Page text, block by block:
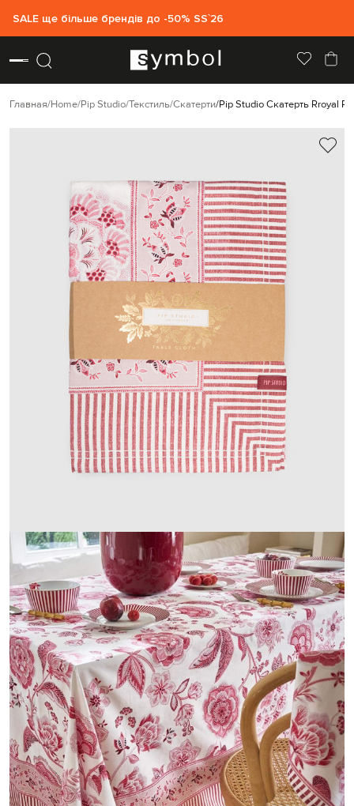
SALE ще більше брендів до -50% SS`26
Главная Home Pip Studio Текстиль Скатерти Pip Studio Скатерть Rroyal